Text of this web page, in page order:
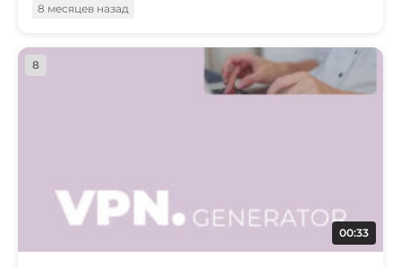
8 месяцев назад
8
00:33